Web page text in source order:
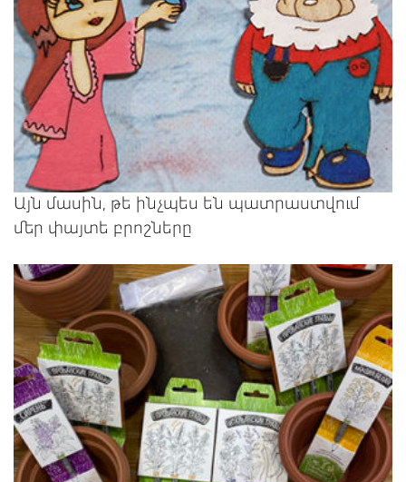
Այն մասին, թե ինչպես են պատրաստվում
մեր փայտե բրոշները